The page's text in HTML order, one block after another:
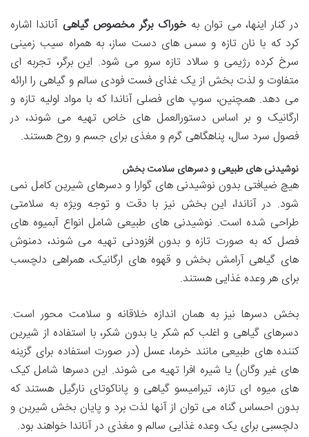
در کنار اینها، می توان به خوراک برگر مخصوص گیاهی آناندا اشاره
کرد که با نان تازه و سس های دست ساز، به همراه سیب زمینی
سرخ کرده رژیمی و سالاد تازه سرو می شود. این برگر، تجربه ای
متفاوت و لذت بخش از یک غذای فست فودی سالم و گیاهی را ارائه
می دهد. همچنین، سوپ های فصلی آناندا که با مواد اولیه تازه و
ارگانیک و بر اساس دستورالعمل های خاص تهیه می شوند، در
فصول سرد سال، پناهگاهی گرم و مغذی برای جسم و روح هستند.
نوشیدنی های طبیعی و دسرهای سلامت بخش
هیچ ضیافتی بدون نوشیدنی های گوارا و دسرهای شیرین کامل نمی
شود. در آناندا، این بخش نیز با دقت و توجه ویژه به سلامتی
طراحی شده است. نوشیدنی های طبیعی شامل انواع آبمیوه های
فصل که به صورت تازه و بدون افزودنی تهیه می شوند، دمنوش
های گیاهی آرامش بخش و قهوه های ارگانیک، همراهی دلچسب
برای هر وعده غذایی هستند.
بخش دسرها نیز به همان اندازه خلاقانه و سلامت محور است.
دسرهای گیاهی و اغلب کم شکر یا بدون شکر، با استفاده از شیرین
کننده های طبیعی مانند خرما، عسل (در صورت استفاده برای گزینه
های غیر وگان) یا شیره افرا تهیه می شوند. این دسرها شامل کیک
های میوه ای تازه، تیرامیسو گیاهی و پاناکوتای نارگیل هستند که
بدون احساس گناه می توان از آنها لذت برد و پایان بخش شیرین و
دلچسبی برای یک وعده غذایی سالم و مغذی در آناندا خواهند بود.